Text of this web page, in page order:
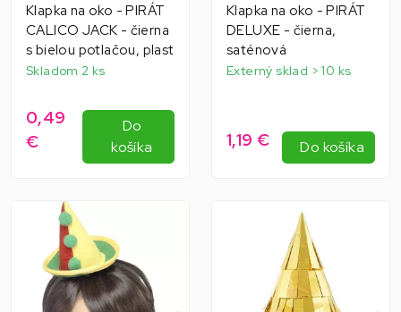
Klapka na oko - PIRÁT
CALICO JACK - čierna
s bielou potlačou, plast
Skladom 2 ks
0,49
€
Do
košíka
Klapka na oko - PIRÁT
DELUXE - čierna,
saténová
Externý sklad > 10 ks
1,19 € Do košíka